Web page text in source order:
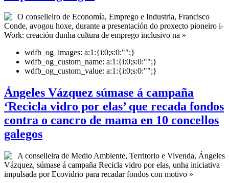
O conselleiro de Economía, Emprego e Industria, Francisco
Conde, avogou hoxe, durante a presentación do proxecto pioneiro i-
Work: creación dunha cultura de emprego inclusivo na »
wdfb_og_images: a:1:{i:0;s:0:"";}
wdfb_og_custom_name: a:1:{i:0;s:0:"";}
wdfb_og_custom_value: a:1:{i:0;s:0:"";}
Ángeles Vázquez súmase á campaña
‘Recicla vidro por elas’ que recada fondos
contra o cancro de mama en 10 concellos
galegos
A conselleira de Medio Ambiente, Territorio e Vivenda, Ángeles
Vázquez, súmase á campaña Recicla vidro por elas, unha iniciativa
impulsada por Ecovidrio para recadar fondos con motivo »